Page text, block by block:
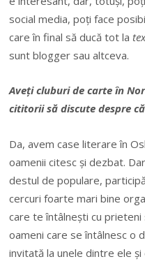
social media, poți face
care în final să ducă tot la
sunt blogger sau altceva.
Aveți cluburi de carte în
cititorii să discute despre
Da, avem case literare în
oamenii citesc și dezbat.
destul de populare,
cercuri foarte mari bine
care te întâlnești cu prieteni
oameni care se întâlnesc o
invitată la unele dintre ele